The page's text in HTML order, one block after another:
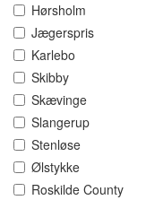
Hørsholm
Jægerspris
Karlebo
Skibby
Skævinge
Slangerup
Stenløse
Ølstykke
Roskilde County